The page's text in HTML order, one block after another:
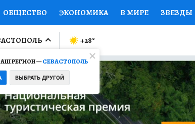
ОБЩЕСТВО ЭКОНОМИКА В МИРЕ ЗВЕЗДЫ
ПРОИСШЕСТВИЯ НАЦИОНАЛЬНЫЕ
МИР Я ЗНАЮ СЕМЬЯ ЖЕНСКИЕ
СЕРИАЛЫ СПЕЦПРОЕКТЫ
КОЛЛЕКЦИИ КОНКУРСЫ РАБОТА У НАС
РЕГИОН —СЕВАСТОПОЛЬ
ВЫБРАТЬ ДРУГОЙ
+28°